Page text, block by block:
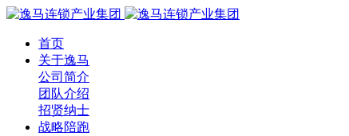
首页
关于逸马
公司简介
团队介绍
招贤纳士
战略陪跑